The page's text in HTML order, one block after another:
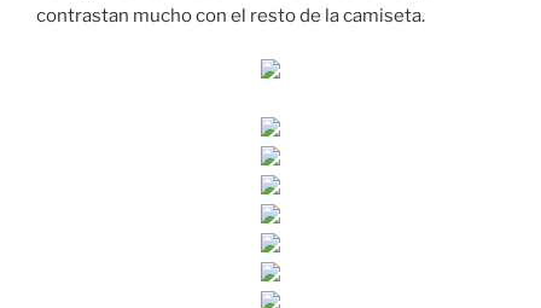
contrastan mucho con el resto de la camiseta.